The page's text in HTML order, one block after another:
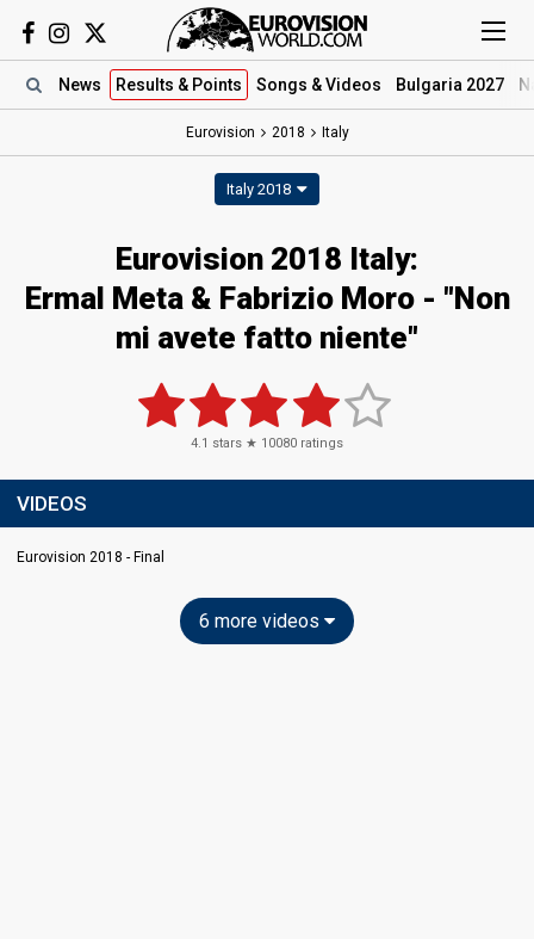
News Results & Points Songs & Videos Bulgaria 2027
Eurovision 2018 Italy
Italy 2018
Eurovision 2018 Italy:
Ermal Meta & Fabrizio Moro - "Non
mi avete fatto niente"
4.1 stars ★ 10080 ratings
VIDEOS
Eurovision 2018 - Final
6 more videos